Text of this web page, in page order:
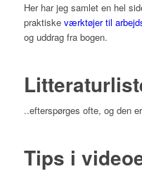
Her har jeg samlet en hel
praktiske værktøjer til
og uddrag fra bogen.
..efterspørges ofte, og den
Tips i